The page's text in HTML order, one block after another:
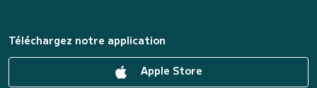
Téléchargez notre application
Apple Store